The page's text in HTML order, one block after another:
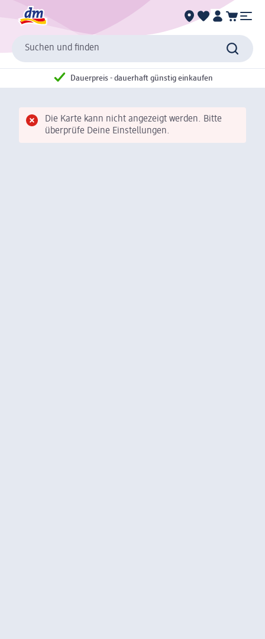
Suchen und finden
Dauerpreis - dauerhaft günstig einkaufen
Die Karte kann nicht angezeigt werden. Bitte
überprüfe Deine Einstellungen.